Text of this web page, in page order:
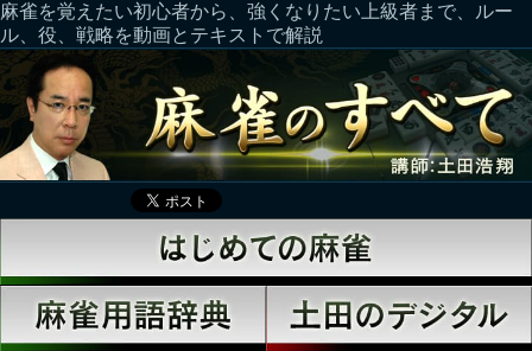
麻雀を覚えたい初心者から、強くなりたい上級者まで、ルー
ル、役、戦略を動画とテキストで解説